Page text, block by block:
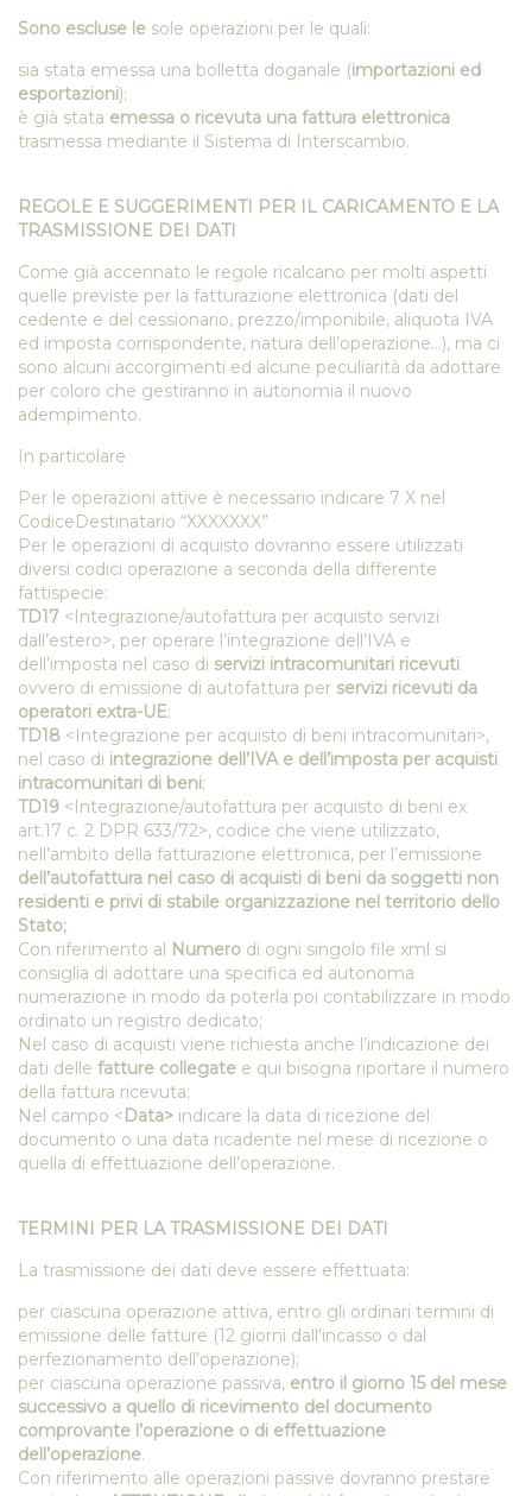
Sono escluse le sole operazioni per le quali:
sia stata emessa una bolletta doganale (importazioni ed
esportazioni);
è già stata emessa o ricevuta una fattura elettronica
trasmessa mediante il Sistema di Interscambio.
REGOLE E SUGGERIMENTI PER IL CARICAMENTO E LA
TRASMISSIONE DEI DATI
Come già accennato le regole ricalcano per molti aspetti
quelle previste per la fatturazione elettronica (dati del
cedente e del cessionario, prezzo/imponibile, aliquota IVA
ed imposta corrispondente, natura dell’operazione…), ma ci
sono alcuni accorgimenti ed alcune peculiarità da adottare
per coloro che gestiranno in autonomia il nuovo
adempimento.
In particolare
Per le operazioni attive è necessario indicare 7 X nel
CodiceDestinatario “XXXXXXX”
Per le operazioni di acquisto dovranno essere utilizzati
diversi codici operazione a seconda della differente
fattispecie:
TD17 <Integrazione/autofattura per acquisto servizi
dall’estero>, per operare l’integrazione dell’IVA e
dell’imposta nel caso di servizi intracomunitari ricevuti
ovvero di emissione di autofattura per servizi ricevuti da
operatori extra-UE;
TD18 <Integrazione per acquisto di beni intracomunitari>,
nel caso di integrazione dell’IVA e dell’imposta per acquisti
intracomunitari di beni;
TD19 <Integrazione/autofattura per acquisto di beni ex
art.17 c. 2 DPR 633/72>, codice che viene utilizzato,
nell’ambito della fatturazione elettronica, per l’emissione
dell’autofattura nel caso di acquisti di beni da soggetti non
residenti e privi di stabile organizzazione nel territorio dello
Stato;
Con riferimento al
Numero di ogni singolo file xml si
consiglia di adottare una specifica ed autonoma
numerazione in modo da poterla poi contabilizzare in modo
ordinato un registro dedicato;
Nel caso di acquisti viene richiesta anche l’indicazione dei
dati delle fatture collegate e qui bisogna riportare il numero
della fattura ricevuta;
Nel campo < Data> indicare la data di ricezione del
documento o una data ricadente nel mese di ricezione o
quella di effettuazione dell’operazione.
TERMINI PER LA TRASMISSIONE DEI DATI
La trasmissione dei dati deve essere effettuata:
per ciascuna operazione attiva, entro gli ordinari termini di
emissione delle fatture (12 giorni dall'incasso o dal
perfezionamento dell'operazione);
per ciascuna operazione passiva, entro il giorno 15 del mese
successivo a quello di ricevimento del documento
comprovante l’operazione o di effettuazione
dell’operazione.
Con riferimento alle operazioni passive dovranno prestare